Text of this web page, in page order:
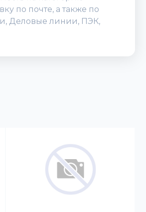
по почте, а также по
Деловые линии, ПЭК,